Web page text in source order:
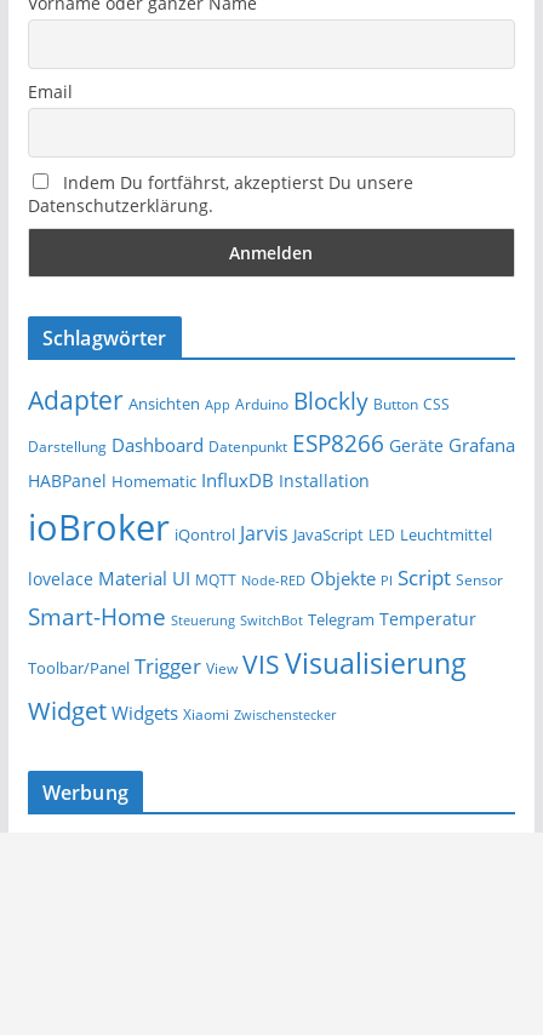
Email
Indem Du fortfährst, akzeptierst Du unsere
Datenschutzerklärung.
Schlagwörter
Adapter Ansichten App Arduino Blockly Button CSS
Darstellung Dashboard Datenpunkt ESP8266 Geräte Grafana
HABPanel Homematic InfluxDB Installation
ioBroker iQontrol Jarvis JavaScript LED Leuchtmittel
lovelace Material UI MQTT Node-RED Objekte PI Script Sensor
Smart-Home Steuerung SwitchBot Telegram Temperatur
Toolbar/Panel Trigger View VISVisualisierung
Widget Widgets Xiaomi Zwischenstecker
Werbung